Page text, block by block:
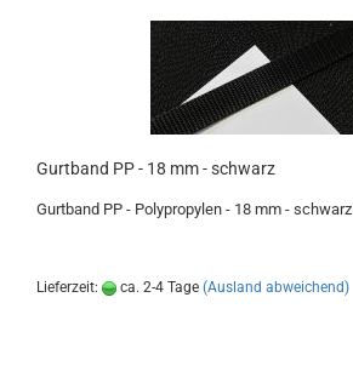
Gurtband PP - 18 mm - schwarz
Gurtband PP - Polypropylen - 18 mm - schwarz
Lieferzeit: ca. 2-4 Tage (Ausland abweichend)